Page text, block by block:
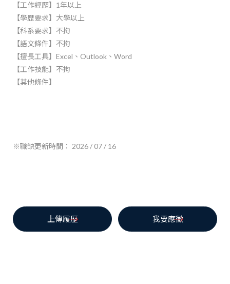
【工作經歷】1年以上
【學歷要求】大學以上
【科系要求】不拘
【語文條件】不拘
【擅長工具】Excel、Outlook、Word
【工作技能】不拘
【其他條件】
※職缺更新時間： 2026 / 07 / 16
上傳履歷 我要應徵